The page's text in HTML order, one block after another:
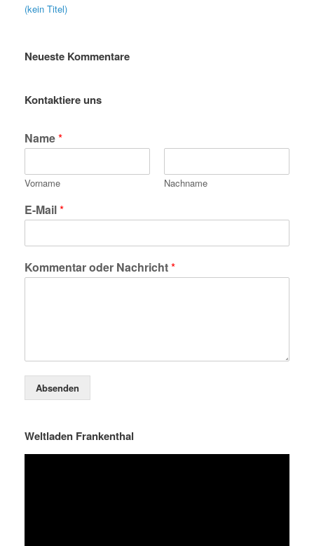
(kein Titel)
Neueste Kommentare
Kontaktiere uns
Name*
Vorname Nachname
E-Mail*
Kommentar oder Nachricht*
Absenden
Weltladen Frankenthal